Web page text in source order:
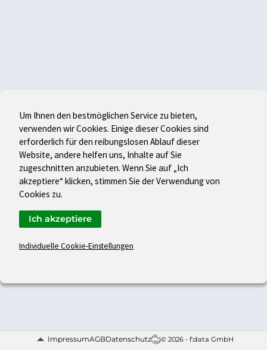
ImpressumAGBDatenschutz © 2026 - f:data GmbH
Um Ihnen den bestmöglichen Service zu bieten,
verwenden wir Cookies. Einige dieser Cookies sind
erforderlich für den reibungslosen Ablauf dieser
Website, andere helfen uns, Inhalte auf Sie
zugeschnitten anzubieten. Wenn Sie auf „Ich
akzeptiere“ klicken, stimmen Sie der Verwendung von
Cookies zu.
Individuelle Cookie-Einstellungen
Ich akzeptiere